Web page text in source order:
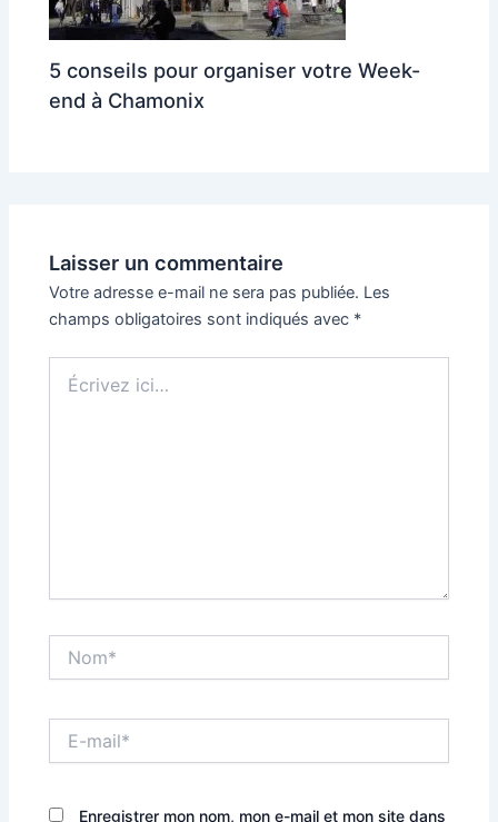
5 conseils pour organiser votre Week-
end à Chamonix
Laisser un commentaire
Votre adresse e-mail ne sera pas publiée. Les
champs obligatoires sont indiqués avec *
ici…
mail*
Enregistrer mon nom, mon e-mail et mon site dans